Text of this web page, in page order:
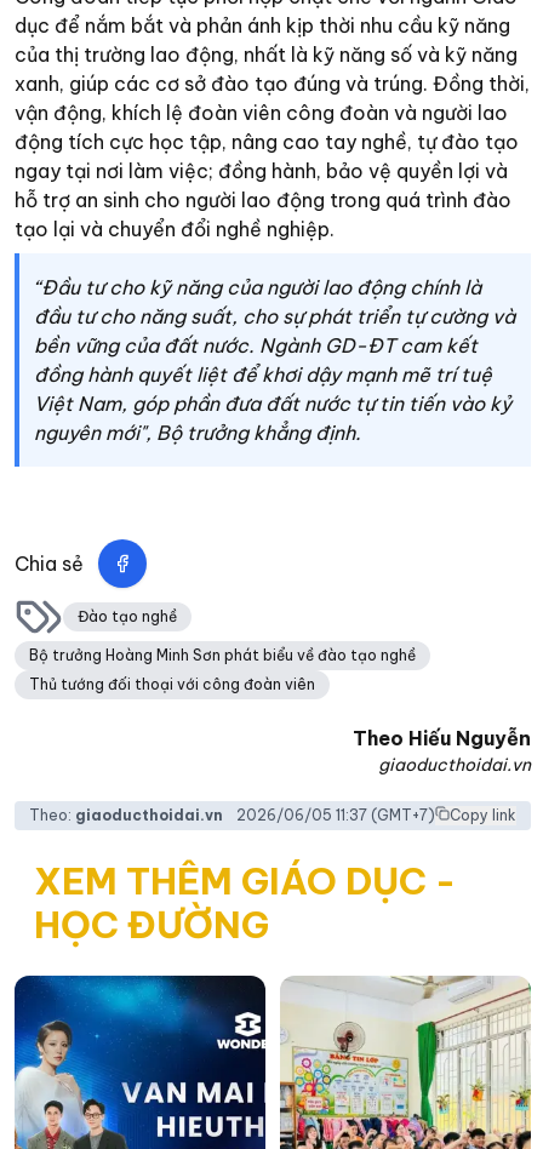
dục để nắm bắt và phản ánh kịp thời nhu cầu kỹ năng
của thị trường lao động, nhất là kỹ năng số và kỹ năng
xanh, giúp các cơ sở đào tạo đúng và trúng. Đồng thời,
vận động, khích lệ đoàn viên công đoàn và người lao
động tích cực học tập, nâng cao tay nghề, tự đào tạo
ngay tại nơi làm việc; đồng hành, bảo vệ quyền lợi và
hỗ trợ an sinh cho người lao động trong quá trình đào
tạo lại và chuyển đổi nghề nghiệp.
“Đầu tư cho kỹ năng của người lao động chính là
đầu tư cho năng suất, cho sự phát triển tự cường và
bền vững của đất nước. Ngành GD-ĐT cam kết
đồng hành quyết liệt để khơi dậy mạnh mẽ trí tuệ
Việt Nam, góp phần đưa đất nước tự tin tiến vào kỷ
nguyên mới", Bộ trưởng khẳng định.
Chia sẻ
Đào tạo nghề
Bộ trưởng Hoàng Minh Sơn phát biểu về đào tạo nghề
Thủ tướng đối thoại với công đoàn viên
Theo Hiếu Nguyễn
giaoducthoidai.vn
Theo: giaoducthoidai.vn 2026/06/05 11:37(GMT+7) Copy link
XEM THÊM GIÁO DỤC -
HỌC ĐƯỜNG